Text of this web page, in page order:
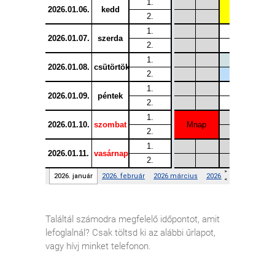
Találtál számodra megfelelő időpontot, amit
lefoglalnál? Csak töltsd ki az alábbi űrlapot,
vagy hívj minket telefonon.